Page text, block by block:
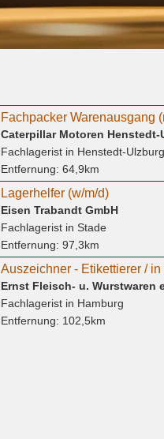
Fachpacker Warenausgang
Caterpillar Motoren Henstedt-
Fachlageristin Henstedt-Ulzburg
Entfernung: 64,9km
Lagerhelfer (w/m/d)
Eisen Trabandt GmbH
Fachlageristin Stade
Entfernung: 97,3km
Ernst Fleisch- u. Wurstwaren
Fachlageristin Hamburg
Entfernung: 102,5km